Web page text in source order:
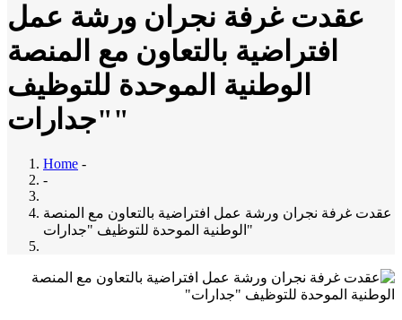
عقدت غرفة نجران ورشة عمل
افتراضية بالتعاون مع المنصة
الوطنية الموحدة للتوظيف
"جدارات"
Home -
-
عقدت غرفة نجران ورشة عمل افتراضية بالتعاون مع المنصة
الوطنية الموحدة للتوظيف "جدارات"